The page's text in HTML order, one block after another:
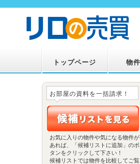
トップページ 物
お部屋の資料を一括請求！
お気に入りの物件や気になる物件が
あれば、「候補リストに追加」のボ
タンをクリックして下さい！
候補リストでは物件を比較してご覧